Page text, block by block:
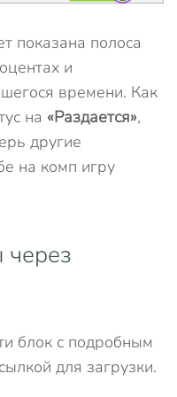
показана полоса
и
времени. Как
на «Раздается»,
другие
на комп игру
через
блок с подробным
для загрузки.